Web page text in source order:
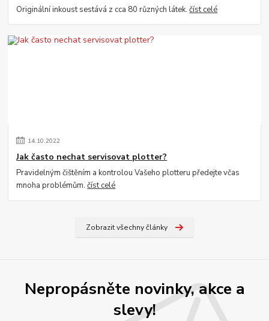
Originální inkoust sestává z cca 80 různých látek.číst celé
14.10.2022
Jak často nechat servisovat plotter?
Pravidelným čištěním a kontrolou Vašeho plotteru předejte včas
mnoha problémům.číst celé
Zobrazit všechny články
Nepropásněte novinky, akce a
slevy!